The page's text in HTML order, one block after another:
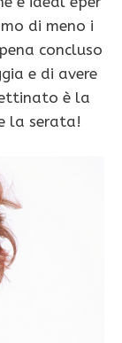
di meno i
concluso
e di avere
è la
la serata!